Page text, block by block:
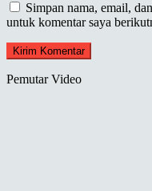
Simpan nama, email,
untuk komentar saya
Pemutar Video